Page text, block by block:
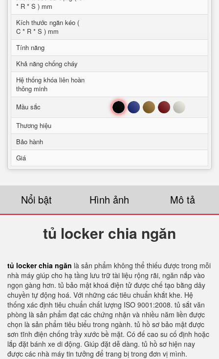
* R * S ) mm
Kích thước ngăn kéo (
C * R * S ) mm
Tính năng
Khả năng chống cháy
Hệ thống khóa liên hoàn
thông minh
Mầu sắc
Đen Xanh Nâu Đỏ Trắng
Thương hiệu
Bảo hành
Giá
Nổi bật Hình ảnh Mô tả
tủ locker chia ngăn
tủ locker chia ngăn là sản phẩm không thể thiếu được trong mỗi
nhà máy giúp cho hạ tầng lưu trữ tài liệu rộng rãi, ngăn nắp vào
ngọn gàng hơn. tủ bảo mật khoá điện tử được chế tạo bằng dây
chuyền tự động hoá. Với những các tiêu chuẩn khắt khe. Hệ
thống xác định tiêu chuẩn chất lượng ISO 9001:2008. tủ sắt văn
phòng là sản phẩm đạt các chứng nhận và nhiều năm liền được
chọn là sản phẩm tiêu biểu trong ngành. tủ hồ sơ bảo mật được
sơn tĩnh điện chống trầy xước bề mặt. Có đế cao su cố định hoặc
lắp đặt bánh xe di động. Giúp đặt dễ dàng. tủ hồ sơ hiện nay
được các nhà máy tin tưởng để trang bị trong đơn vị mình.